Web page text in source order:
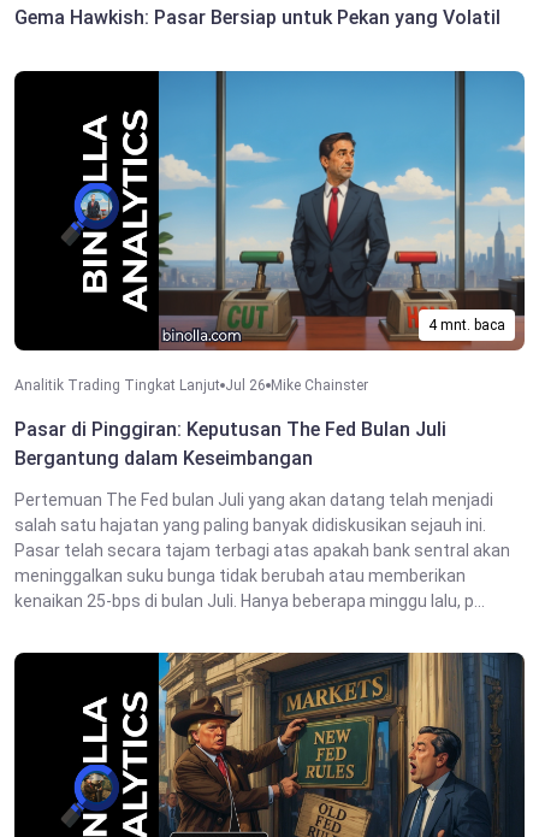
Gema Hawkish: Pasar Bersiap untuk Pekan yang Volatil
4 mnt. baca
Analitik Trading Tingkat Lanjut Jul 26 Mike Chainster
Pasar di Pinggiran: Keputusan The Fed Bulan Juli
Bergantung dalam Keseimbangan
Pertemuan The Fed bulan Juli yang akan datang telah menjadi
salah satu hajatan yang paling banyak didiskusikan sejauh ini.
Pasar telah secara tajam terbagi atas apakah bank sentral akan
meninggalkan suku bunga tidak berubah atau memberikan
kenaikan 25-bps di bulan Juli. Hanya beberapa minggu lalu, p...